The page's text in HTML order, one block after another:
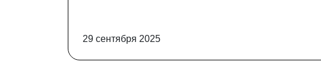
29 сентября 2025